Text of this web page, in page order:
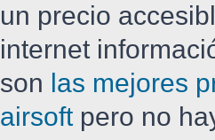
un precio
internet
son las mejores
airsoftpero no